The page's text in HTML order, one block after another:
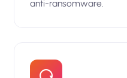
anti-ransomware.